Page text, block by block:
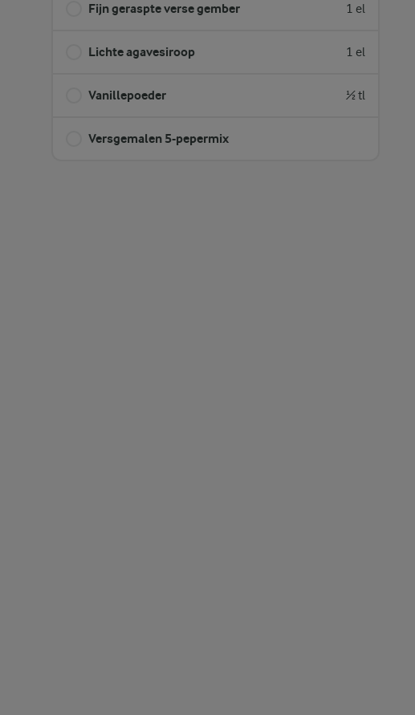
Fijn geraspte verse gember 1 el
Lichte agavesiroop 1 el
Vanillepoeder ½ tl
Versgemalen 5-pepermix